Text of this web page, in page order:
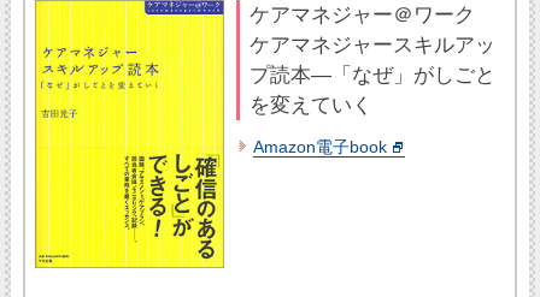
ケアマネジャー＠ワーク
ケアマネジャースキルアッ
プ読本―「なぜ」がしごと
を変えていく
Amazon電子book